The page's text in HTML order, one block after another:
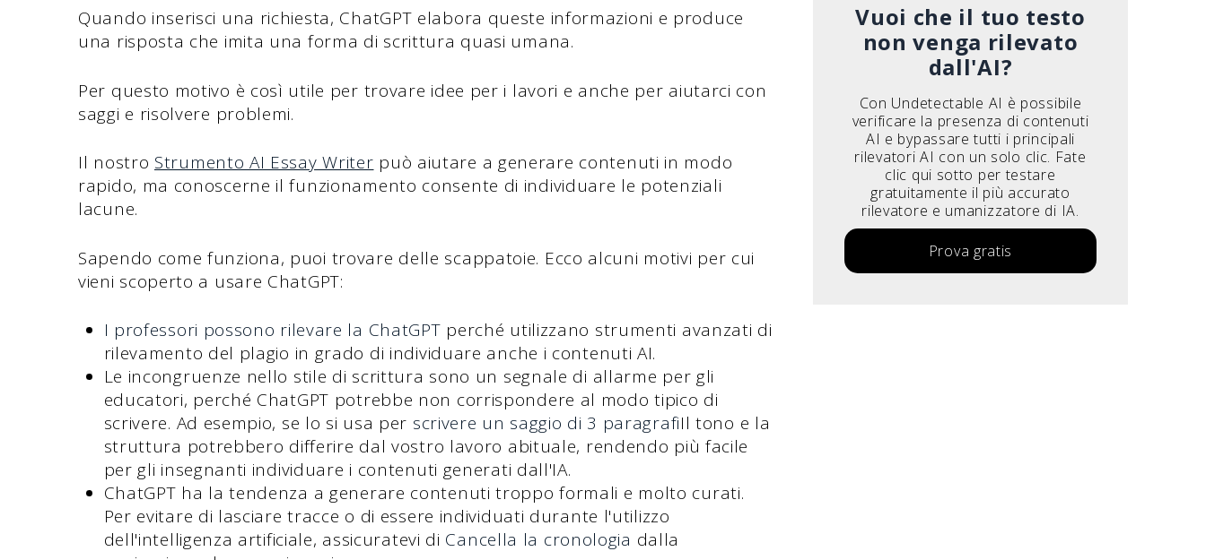
Quando inserisci una richiesta, ChatGPT elabora queste informazioni e produce
una risposta che imita una forma di scrittura quasi umana.
Per questo motivo è così utile per trovare idee per i lavori e anche per aiutarci con
saggi e risolvere problemi.
Il nostro Strumento AI Essay Writer può aiutare a generare contenuti in modo
rapido, ma conoscerne il funzionamento consente di individuare le potenziali
lacune.
Sapendo come funziona, puoi trovare delle scappatoie. Ecco alcuni motivi per cui
vieni scoperto a usare ChatGPT:
I professori possono rilevare la ChatGPT perché utilizzano strumenti avanzati di
rilevamento del plagio in grado di individuare anche i contenuti AI.
Le incongruenze nello stile di scrittura sono un segnale di allarme per gli
educatori, perché ChatGPT potrebbe non corrispondere al modo tipico di
scrivere. Ad esempio, se lo si usa per scrivere un saggio di 3 paragrafiIl tono e la
struttura potrebbero differire dal vostro lavoro abituale, rendendo più facile
per gli insegnanti individuare i contenuti generati dall'IA.
ChatGPT ha la tendenza a generare contenuti troppo formali e molto curati.
Per evitare di lasciare tracce o di essere individuati durante l'utilizzo
dell'intelligenza artificiale, assicuratevi di Cancella la cronologia dalla
Vuoi che il tuo testo
non venga rilevato
dall'AI?
Con Undetectable AI è possibile
verificare la presenza di contenuti
AI e bypassare tutti i principali
rilevatori AI con un solo clic. Fate
clic qui sotto per testare
gratuitamente il più accurato
rilevatore e umanizzatore di IA.
Prova gratis